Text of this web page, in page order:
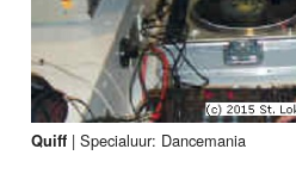
Quiff |Specialuur: Dancemania